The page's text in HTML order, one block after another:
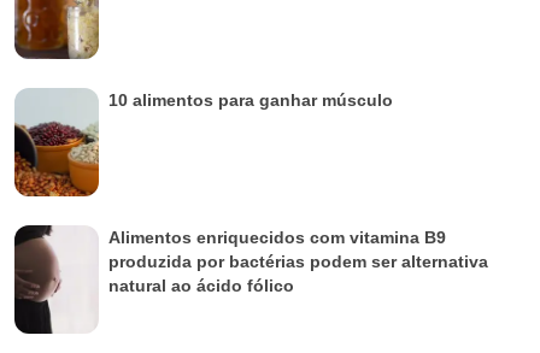
10 alimentos para ganhar músculo
Alimentos enriquecidos com vitamina B9
produzida por bactérias podem ser alternativa
natural ao ácido fólico